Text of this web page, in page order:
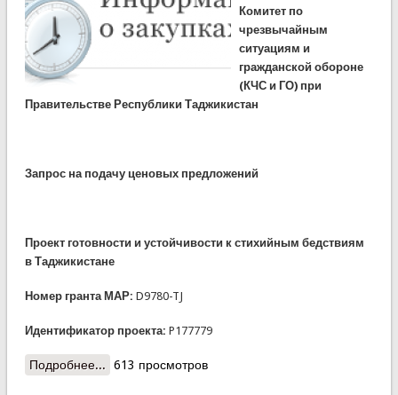
Комитет по
чрезвычайным
ситуациям и
гражданской обороне
(КЧС и ГО) при
Правительстве Республики Таджикистан
Запрос на подачу ценовых предложений
Проект готовности и устойчивости к стихийным бедствиям
в Таджикистане
Номер гранта МАР: D9780-TJ
Идентификатор проекта: P177779
Подробнее... о Закупка оборудования для наблюдательного
613 просмотров